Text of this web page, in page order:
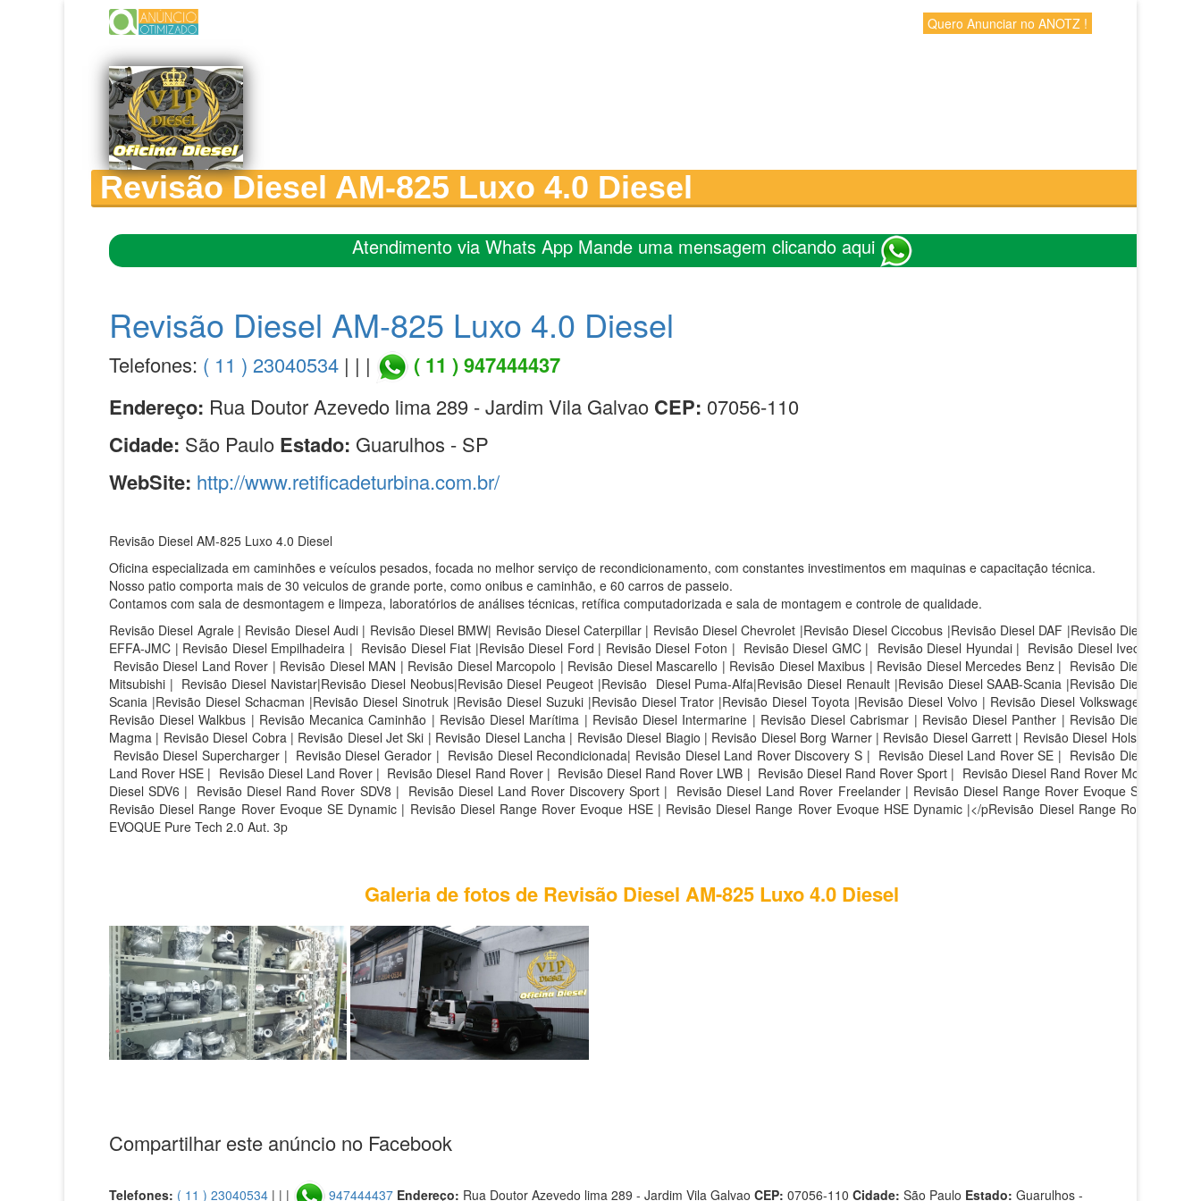
Quero Anunciar no ANOTZ !
Revisão Diesel AM-825 Luxo 4.0 Diesel
Atendimento via Whats App Mande uma mensagem clicando aqui
Revisão Diesel AM-825 Luxo 4.0 Diesel
Telefones: ( 11 ) 23040534 | | |
( 11 ) 947444437
Endereço: Rua Doutor Azevedo lima 289 - Jardim Vila Galvao CEP: 07056-110
Cidade: São Paulo Estado: Guarulhos - SP
WebSite: http://www.retificadeturbina.com.br/
Revisão Diesel AM-825 Luxo 4.0 Diesel
Oficina especializada em caminhões e veículos pesados, focada no melhor serviço de recondicionamento, com constantes investimentos em maquinas e capacitação técnica.
Nosso patio comporta mais de 30 veiculos de grande porte, como onibus e caminhão, e 60 carros de passeio.
Contamos com sala de desmontagem e limpeza, laboratórios de análises técnicas, retífica computadorizada e sala de montagem e controle de qualidade.
Revisão Diesel Agrale | Revisão Diesel Audi | Revisão Diesel BMW| Revisão Diesel Caterpillar | Revisão Diesel Chevrolet |Revisão Diesel Ciccobus |Revisão Diesel DAF |Revisão Diesel
EFFA-JMC | Revisão Diesel Empilhadeira | Revisão Diesel Fiat |Revisão Diesel Ford | Revisão Diesel Foton | Revisão Diesel GMC | Revisão Diesel Hyundai | Revisão Diesel Iveco |
Revisão Diesel Land Rover | Revisão Diesel MAN | Revisão Diesel Marcopolo | Revisão Diesel Mascarello | Revisão Diesel Maxibus | Revisão Diesel Mercedes Benz | Revisão Diesel
Mitsubishi | Revisão Diesel Navistar|Revisão Diesel Neobus|Revisão Diesel Peugeot |Revisão Diesel Puma-Alfa|Revisão Diesel Renault |Revisão Diesel SAAB-Scania |Revisão Diesel
Scania |Revisão Diesel Schacman |Revisão Diesel Sinotruk |Revisão Diesel Suzuki |Revisão Diesel Trator |Revisão Diesel Toyota |Revisão Diesel Volvo | Revisão Diesel Volkswagen |
Revisão Diesel Walkbus | Revisão Mecanica Caminhão | Revisão Diesel Marítima | Revisão Diesel Intermarine | Revisão Diesel Cabrismar | Revisão Diesel Panther | Revisão Diesel
Magma | Revisão Diesel Cobra | Revisão Diesel Jet Ski | Revisão Diesel Lancha | Revisão Diesel Biagio | Revisão Diesel Borg Warner | Revisão Diesel Garrett | Revisão Diesel Holset |
Revisão Diesel Supercharger | Revisão Diesel Gerador | Revisão Diesel Recondicionada| Revisão Diesel Land Rover Discovery S | Revisão Diesel Land Rover SE | Revisão Diesel
Land Rover HSE | Revisão Diesel Land Rover | Revisão Diesel Rand Rover | Revisão Diesel Rand Rover LWB | Revisão Diesel Rand Rover Sport | Revisão Diesel Rand Rover Motor
Diesel SDV6 | Revisão Diesel Rand Rover SDV8 | Revisão Diesel Land Rover Discovery Sport | Revisão Diesel Land Rover Freelander | Revisão Diesel Range Rover Evoque SE |
Revisão Diesel Range Rover Evoque SE Dynamic | Revisão Diesel Range Rover Evoque HSE | Revisão Diesel Range Rover Evoque HSE Dynamic |</pRevisão Diesel Range Rover
EVOQUE Pure Tech 2.0 Aut. 3p
Galeria de fotos de Revisão Diesel AM-825 Luxo 4.0 Diesel
Compartilhar este anúncio no Facebook
Telefones: ( 11 ) 23040534 | | | 947444437 Endereço: Rua Doutor Azevedo lima 289 - Jardim Vila Galvao CEP: 07056-110 Cidade: São Paulo Estado: Guarulhos -